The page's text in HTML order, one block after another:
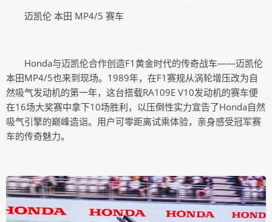
迈凯伦 本田 MP4/5 赛车
Honda与迈凯伦合作创造F1黄金时代的传奇战车——迈凯伦
本田MP4/5也来到现场。1989年，在F1赛规从涡轮增压改为自
然吸气发动机的第一年，这台搭载RA109E V10发动机的赛车便
在16场大奖赛中拿下10场胜利，以压倒性实力宣告了Honda自然
吸气引擎的巅峰造诣。用户可零距离试乘体验，亲身感受冠军赛
车的传奇魅力。